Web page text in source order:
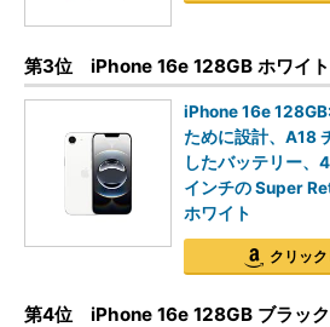
第3位 iPhone 16e 128GB ホワイト
iPhone 16e
ために設計、A18
したバッテリー、
インチの Super
ホワイト
クリッ
第4位 iPhone 16e 128GB ブラック